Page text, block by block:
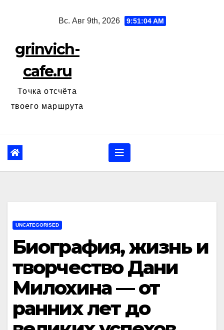
Вс. Авг 9th, 2026 9:51:05 AM
grinvich-
cafe.ru
Точка отсчёта
твоего маршрута
UNCATEGORISED
Биография, жизнь и
творчество Дани
Милохина — от
ранних лет до